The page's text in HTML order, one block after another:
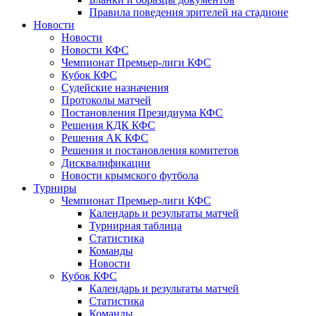
Правила поведения зрителей на стадионе
Новости
Новости
Новости КФС
Чемпионат Премьер-лиги КФС
Кубок КФС
Судейские назначения
Протоколы матчей
Постановления Президиума КФС
Решения КДК КФС
Решения АК КФС
Решения и постановления комитетов
Дисквалификации
Новости крымского футбола
Турниры
Чемпионат Премьер-лиги КФС
Календарь и результаты матчей
Турнирная таблица
Статистика
Команды
Новости
Кубок КФС
Календарь и результаты матчей
Статистика
Команды